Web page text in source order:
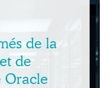
de la
de
Oracle